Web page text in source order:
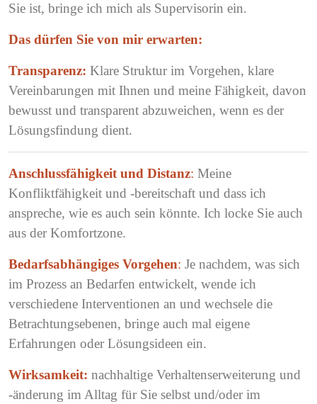
Sie ist, bringe ich mich als Supervisorin ein.
Das dürfen Sie von mir erwarten:
Transparenz: Klare Struktur im Vorgehen, klare
Vereinbarungen mit Ihnen und meine Fähigkeit, davon
bewusst und transparent abzuweichen, wenn es der
Lösungsfindung dient.
Anschlussfähigkeit und Distanz: Meine
Konfliktfähigkeit und -bereitschaft und dass ich
anspreche, wie es auch sein könnte. Ich locke Sie auch
aus der Komfortzone.
Bedarfsabhängiges Vorgehen: Je nachdem, was sich
im Prozess an Bedarfen entwickelt, wende ich
verschiedene Interventionen an und wechsele die
Betrachtungsebenen, bringe auch mal eigene
Erfahrungen oder Lösungsideen ein.
Wirksamkeit: nachhaltige Verhaltenserweiterung und
-änderung im Alltag für Sie selbst und/oder im